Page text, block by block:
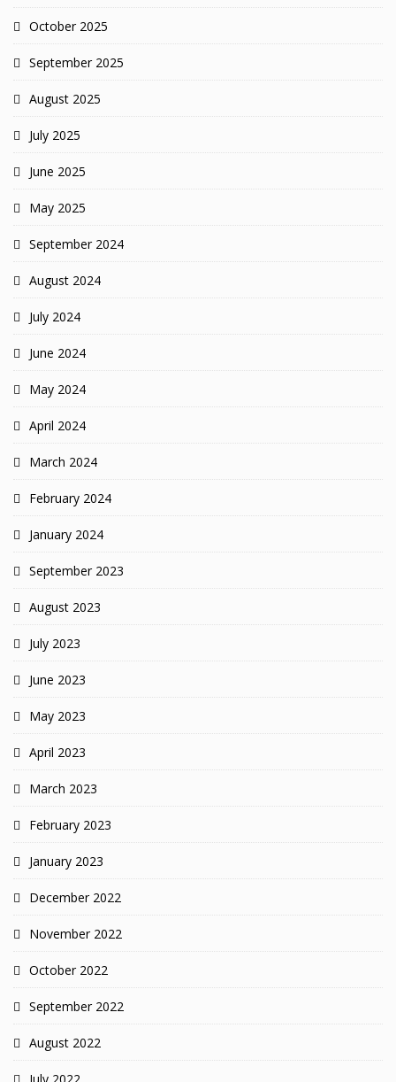
October 2025
September 2025
August 2025
July 2025
June 2025
May 2025
September 2024
August 2024
July 2024
June 2024
May 2024
April 2024
March 2024
February 2024
January 2024
September 2023
August 2023
July 2023
June 2023
May 2023
April 2023
March 2023
February 2023
January 2023
December 2022
November 2022
October 2022
September 2022
August 2022